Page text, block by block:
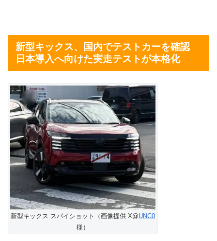
新型キックス、国内でテストカーを確認
日本導入へ向けた実走テストが本格化
新型キックス スパイショット（画像提供 X@UNC0
様）